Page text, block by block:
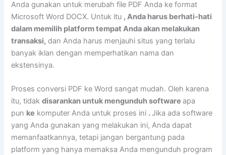
Anda gunakan untuk merubah file PDF Anda ke format
Microsoft Word DOCX. Untuk itu , Anda harus berhati-hati
dalam memilih platform tempat Anda akan melakukan
transaksi, dan Anda harus menjauhi situs yang terlalu
banyak iklan dengan memperhatikan nama dan
ekstensinya.
Proses conversi PDF ke Word sangat mudah. Oleh karena
itu, tidakdisarankan untuk mengunduh softwareapa
pun ke komputer Anda untuk proses ini . Jika ada software
yang Anda gunakan yang melakukan ini, Anda dapat
memanfaatkannya, tetapi jangan bergantung pada
platform yang hanya memaksa Anda mengunduh program